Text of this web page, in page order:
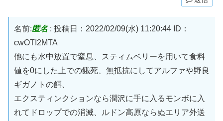
名前:匿名: 投稿日：2022/02/09(水) 11:20:44
ID：
cwOTI2MTA
他にも水中放置で窒息、スティムベリーを用いて食料
値を0にした上での餓死、無抵抗にしてアルファや野良
ギガノトの餌、
エクスティンクションなら潤沢に手に入るモンボに入
れてドロップでの消滅、ルドン高原ならぬエリア外送